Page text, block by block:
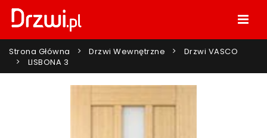
Strona Główna Drzwi Wewnętrzne
Drzwi VASCO
LISBONA 3